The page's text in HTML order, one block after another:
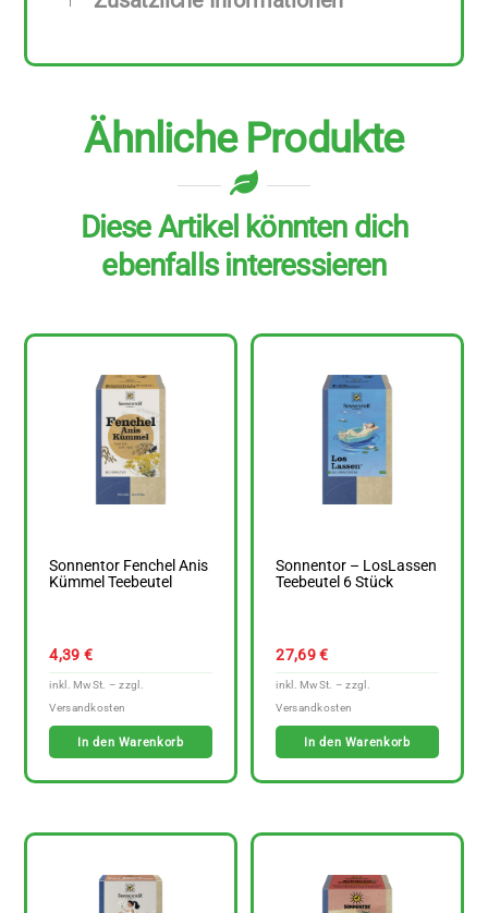
Ähnliche Produkte
Diese Artikel könnten dich
ebenfalls interessieren
Sonnentor Fenchel Anis
Kümmel Teebeutel
4,39 €
In den Warenkorb
Sonnentor – LosLassen
Teebeutel 6 Stück
27,69€
In den Warenkorb